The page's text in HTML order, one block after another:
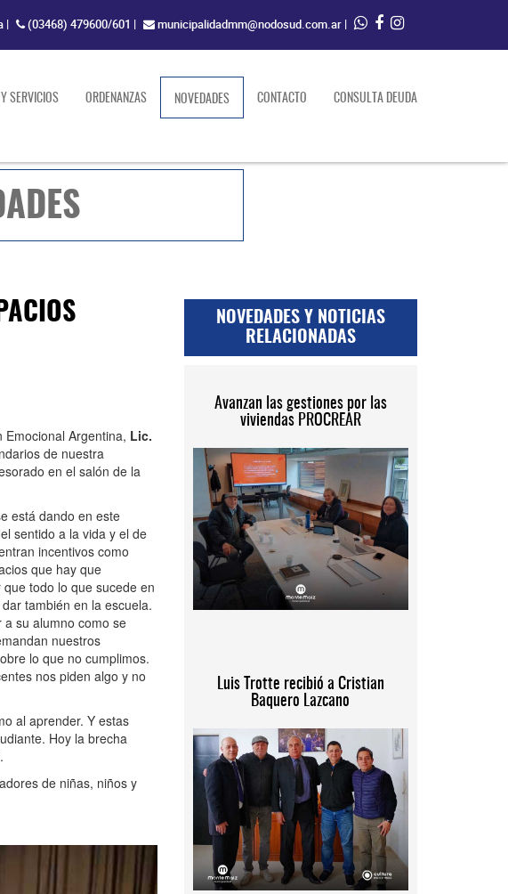
| (03468) 479600/601 | municipalidadmm@nodosud.com.ar |
Y SERVICIOS ORDENANZAS NOVEDADES(current)CONTACTO CONSULTA DEUDA
Emocional Argentina, Lic.
de nuestra
en el salón de la
está dando en este
sentido a la vida y el de
incentivos como
que hay que
todo lo que sucede en
también en la escuela.
a su alumno como se
nuestros
lo que no cumplimos.
nos piden algo y no
al aprender. Y estas
Hoy la brecha
de niñas, niños y
NOVEDADES Y NOTICIAS
RELACIONADAS
Avanzan las gestiones por las
viviendas PROCREAR
Luis Trotte recibió a Cristian
Baquero Lazcano